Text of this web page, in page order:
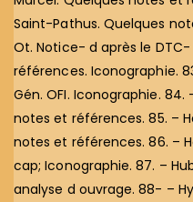
Saint-Pathus. Quelques
Ot. Notice- d après le DTC-
références. Iconographie.
Gén. OFI. Iconographie.
notes et références. 85. –
notes et références. 86. –
cap; Iconographie. 87. –
analyse d ouvrage. 88- –